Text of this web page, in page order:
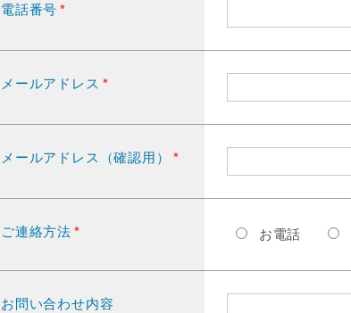
電話番号 *
メールアドレス *
メールアドレス（確認用） *
ご連絡方法 * お電話
お問い合わせ内容